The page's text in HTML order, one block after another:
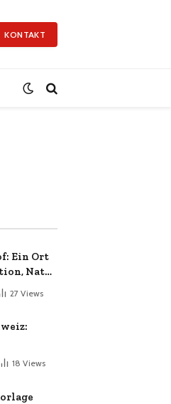
KONTAKT
Ein Ort
Natur
27 Views
im
18 Views